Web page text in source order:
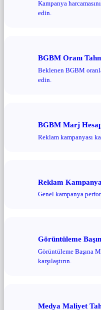
Kampanya
edin.
BGBM Oranı
Beklenen BGBM
edin.
BGBM Marj
Reklam kampanyası
Reklam
Genel kampanya
Görüntüleme
Görüntüleme Başına
karşılaştırın.
Medya Maliyet